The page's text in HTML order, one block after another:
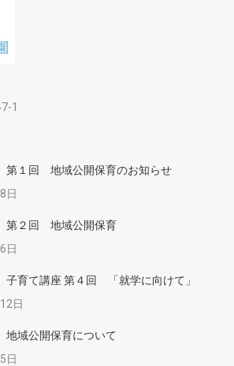
1
１回 地域公開保育のお知らせ
日
第２回 地域公開保育
日
育て講座 第４回 「就学に向けて」
日
域公開保育について
日